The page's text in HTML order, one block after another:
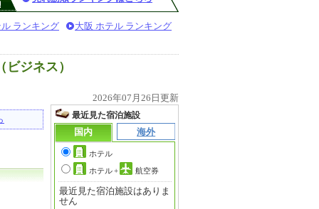
ランキング 大阪 ホテル ランキング
ジネス）
2026年07月26日更新
最近見た宿泊施設
国内
海外
ホテル
ホテル+ 航空券
最近見た宿泊施設はありま
せん